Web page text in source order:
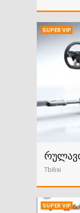
SUPER VIP
Tbilisi
SUPER VIP